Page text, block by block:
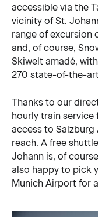
accessible via the
vicinity of St.
range of excursion
and, of course,
Skiwelt amadé,
270 state-of-the-
Thanks to our
hourly train service
access to Salzburg
reach. A free
Johann is, of
also happy to pick
Munich Airport for